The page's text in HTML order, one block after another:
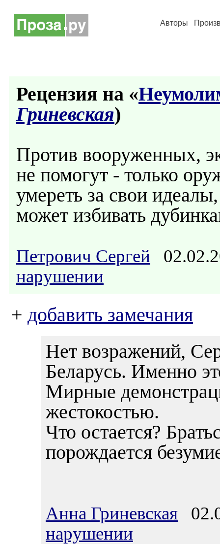
Авторы
Рецензия на «
Гриневская)
Против вооруженных,
не помогут - только
умереть за свои
может избивать
Петрович Сергей
нарушении
+ добавить замечания
Нет возражений,
Беларусь. Именно
Мирные
жестокостью.
Что остается?
порождается
Анна Гриневская
нарушении